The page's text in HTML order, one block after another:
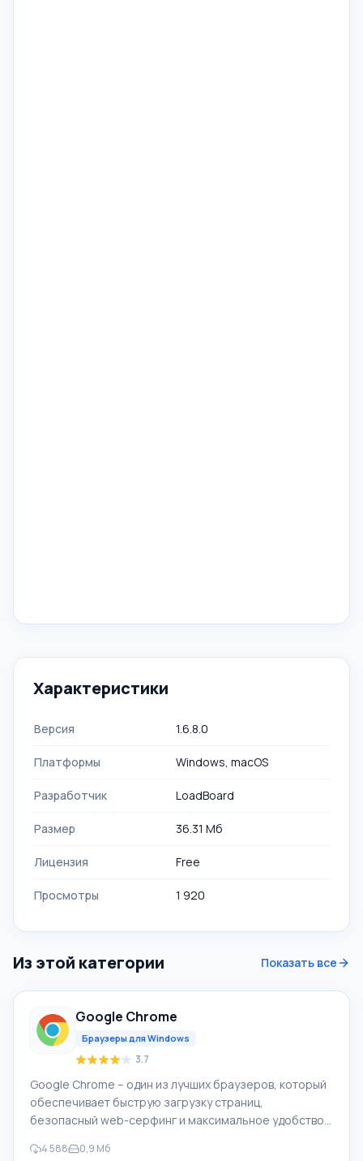
Характеристики
Версия 1.6.8.0
Платформы Windows, macOS
Разработчик LoadBoard
Размер 36.31 Мб
Лицензия Free
Просмотры 1 920
Из этой категории Показать все
Google Chrome
Браузеры для Windows
3.7
Google Chrome – один из лучших браузеров, который
обеспечивает быструю загрузку страниц,
безопасный web-серфинг и максимальное удобство.
многочисленные дополнения, которые могут
4 588 0,9 Мб